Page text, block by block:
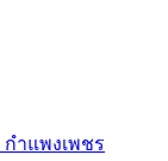
กำแพงเพชร